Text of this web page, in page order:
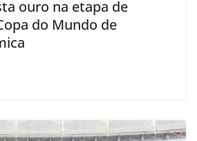
ouro na etapa de
do Mundo de